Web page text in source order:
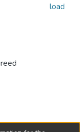
load